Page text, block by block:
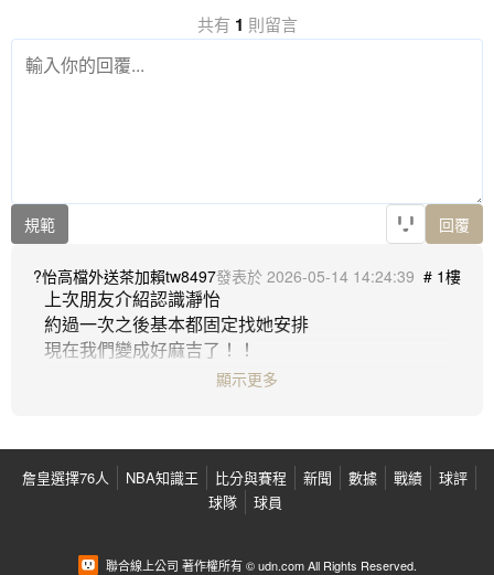
共有 1 則留言
規範 回覆
?怡高檔外送茶加賴tw8497 2026-05-14 14:24:39 # 1樓
上次朋友介紹認識瀞怡
約過一次之後基本都固定找她安排
現在我們變成好麻吉了！！
所以今天就來幫幫她～
想要穩定品質的可以找。
找瀞怡 好開薰！！
顯示更多
詹皇選擇76人 NBA知識王 比分與賽程 新聞 數據 戰績
球評
球隊
球員
聯合線上公司 著作權所有 © udn.com All Rights Reserved.